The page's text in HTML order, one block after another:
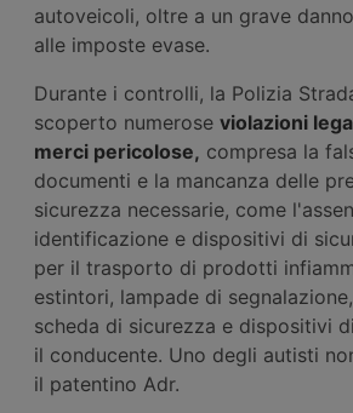
autoveicoli, oltre a un grave
alle imposte evase.
Durante i controlli, la Polizia
scoperto numerose violazioni
merci pericolose, compresa la
documenti e la mancanza delle
sicurezza necessarie, come
identificazione e dispositivi di
per il trasporto di prodotti
estintori, lampade di
scheda di sicurezza e dispositivi
il conducente. Uno degli autisti
il patentino Adr.